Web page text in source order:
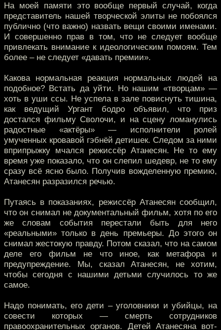
На моей памяти это вообще первый случай, когда
представитель нашей творческой элиты не побоялся
публично (что важно) назвать вещи своими именами.
И совершенно прав в том, что не следует вообще
привлекать внимание к идеологическим помоям. Тем
более – не следует «давать премии».
Какова нормальная реакция нормальных людей на
подобное? Встать да уйти. Но нашим «творцам» —
хоть в уши ссы. Не успела в зале повиснуть тишина,
как ведущий Ургант бодро объявил, что приз
достался фильму Сволочи, и на сцену ломанулись
радостные «актёры» — исполнители ролей
умученных кровавой гэбнёй детишек. Следом за ними
вприпрыжку мчался режиссёр Атанесян. Не то ему
время уже показало, что он слепил шедевр, не то ему
сразу всё ясно было. Получив вожделенную премию,
Атанесян разразился речью.
Путаясь в показаниях, режиссёр Атанесян сообщил,
что он снимал не документальный фильм, хотя по его
же словам события перестали быть для него
«реальными» только в день премьеры. До этого он
снимал жестокую правду. Потом сказал, что на самом
деле его фильм не что иное, как метафора и
предупреждение. Мы, сказал Атанесян, не хотим,
чтобы сегодня с нашими детьми случилось то же
самое.
Надо понимать, его дети – уголовники и убийцы, на
совести которых — смерть сотрудников
правоохранительных органов. Детей Атанесяна вот-